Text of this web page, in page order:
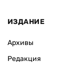
ИЗДАНИЕ
Архивы
Редакция